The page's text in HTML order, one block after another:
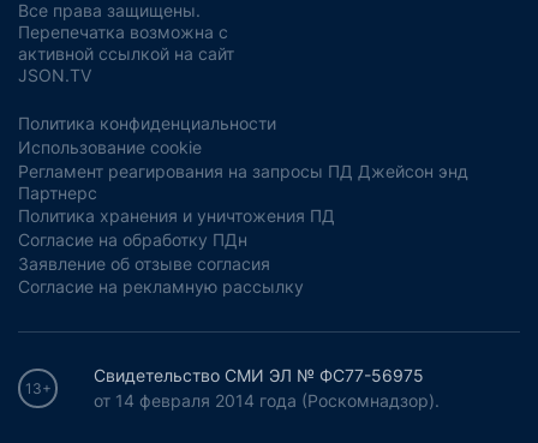
Все права защищены.
Перепечатка возможна с
активной ссылкой на сайт
JSON.TV
Политика конфиденциальности
Использование cookie
Регламент реагирования на запросы ПД Джейсон энд
Партнерс
Политика хранения и уничтожения ПД
Согласие на обработку ПДн
Заявление об отзыве согласия
Согласие на рекламную рассылку
13+
Свидетельство СМИ ЭЛ № ФС77-56975
от 14 февраля 2014 года (Роскомнадзор).